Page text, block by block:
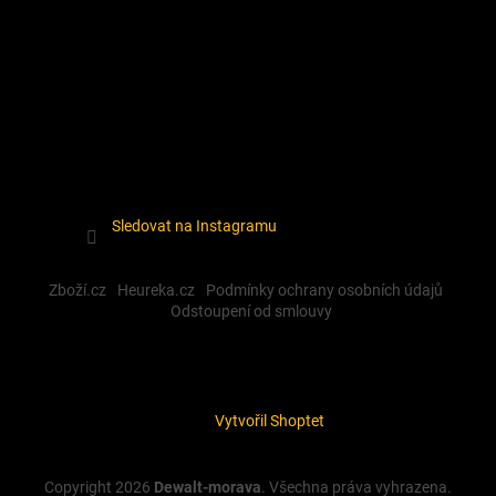
Sledovat na Instagramu
Zboží.cz Heureka.cz
Podmínky ochrany osobních údajů
Odstoupení od smlouvy
Vytvořil Shoptet
Copyright 2026 Dewalt-morava. Všechna práva vyhrazena.